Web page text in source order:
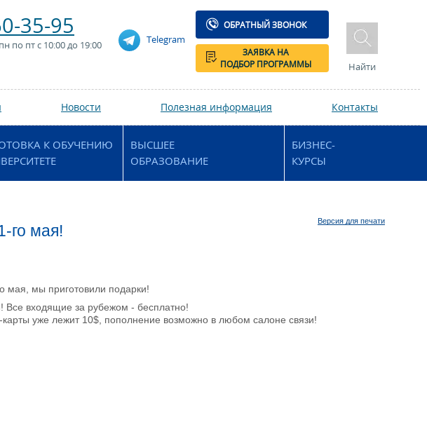
35-95
по пт с 10:00 до 19:00
Telegram
ОБРАТНЫЙ ЗВОНОК
ЗАЯВКА НА
ПОДБОР ПРОГРАММЫ
Найти
Новости Полезная информация Контакты
К ОБУЧЕНИЮ
ВЫСШЕЕ
ОБРАЗОВАНИЕ
БИЗНЕС-
КУРСЫ
Версия для печати
го мая!
мая, мы приготовили подарки!
Все входящие за рубежом - бесплатно!
уже лежит 10$, пополнение возможно в любом салоне связи!